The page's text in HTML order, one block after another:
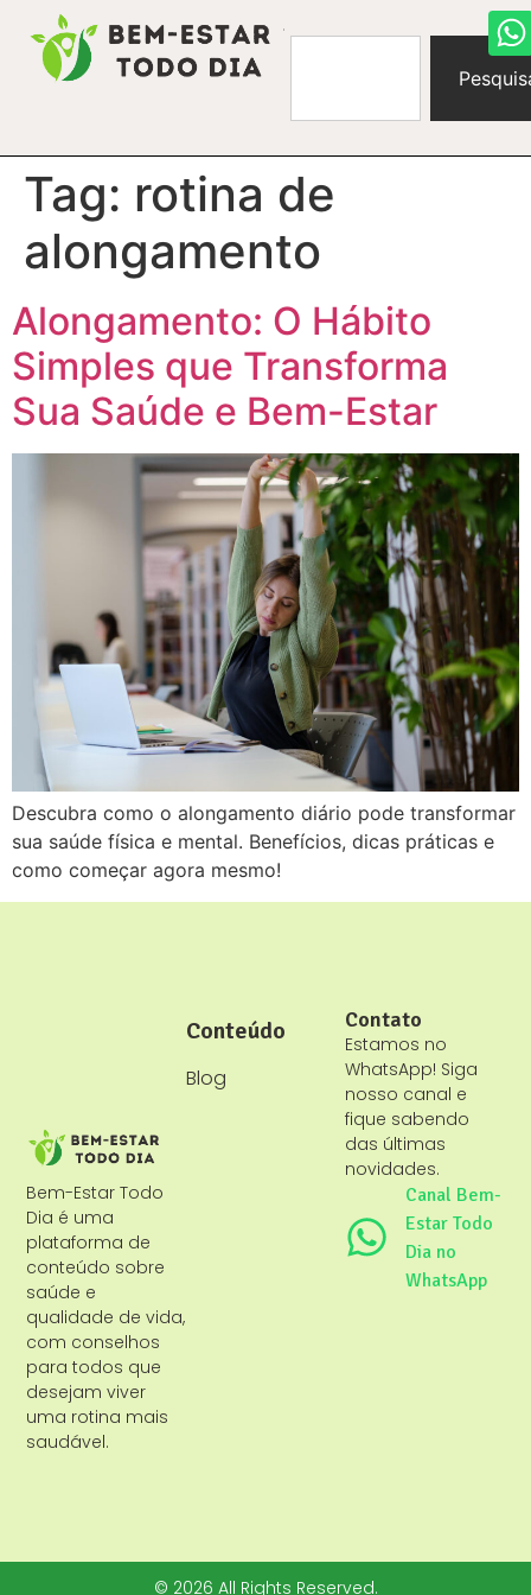
Tag: rotina de
alongamento
Alongamento: O Hábito
Simples que Transforma
Sua Saúde e Bem-Estar
Descubra como o alongamento diário pode transformar
sua saúde física e mental. Benefícios, dicas práticas e
como começar agora mesmo!
Bem-Estar Todo
Dia é uma
plataforma de
conteúdo sobre
saúde e
qualidade de vida,
com conselhos
para todos que
desejam viver
uma rotina mais
saudável.
Conteúdo
Blog
Contato
Estamos no
WhatsApp! Siga
nosso canal e
fique sabendo
das últimas
novidades.
Canal Bem-
Estar Todo
Dia no
WhatsApp
© 2026 All Rights Reserved.